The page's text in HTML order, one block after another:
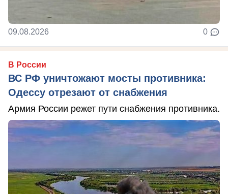
09.08.2026 0
В России
ВС РФ уничтожают мосты противника:
Одессу отрезают от снабжения
Армия России режет пути снабжения противника.